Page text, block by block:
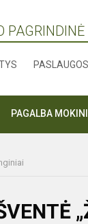
PASLAUGOS
PAGALBA